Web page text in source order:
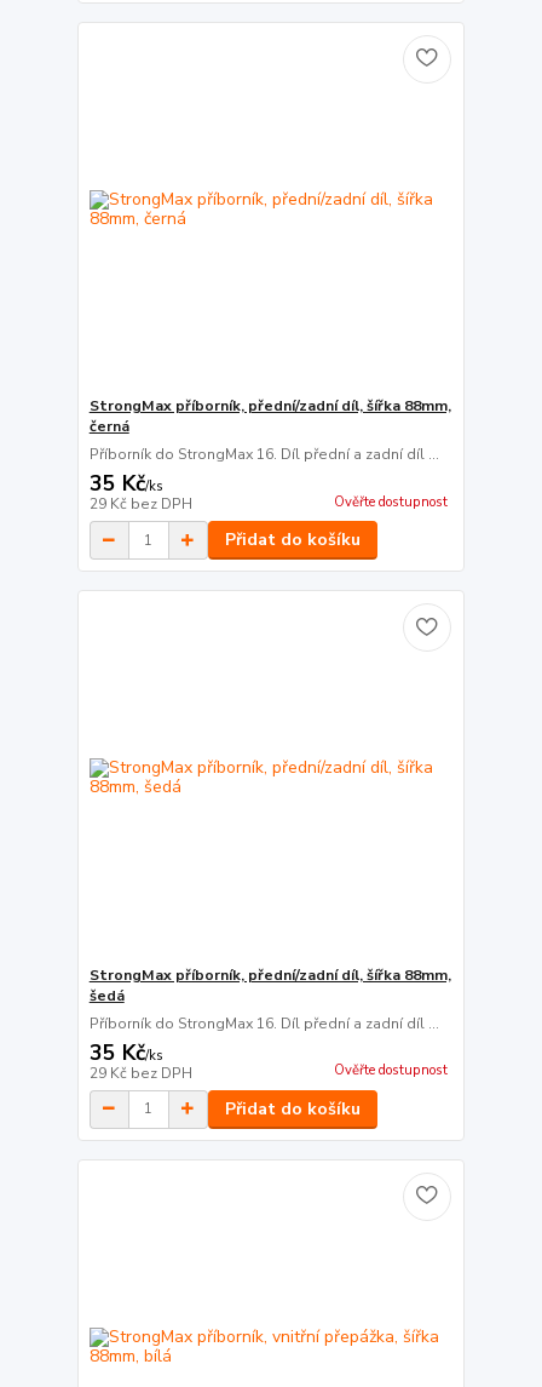
StrongMax příborník, přední/zadní díl, šířka 88mm,
černá
Příborník do StrongMax 16. Díl přední a zadní díl ...
35 Kč/ks
29 Kč bez DPH Ověřte dostupnost
Přidat do košíku
StrongMax příborník, přední/zadní díl, šířka 88mm,
šedá
Příborník do StrongMax 16. Díl přední a zadní díl ...
35 Kč/ks
29 Kč bez DPH Ověřte dostupnost
Přidat do košíku